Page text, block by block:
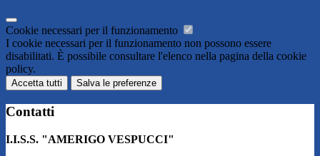
Cookie necessari per il funzionamento
I cookie necessari per il funzionamento non possono essere
disabilitati. È possibile consultare l'elenco nella pagina della cookie
policy.
Accetta tutti Salva le preferenze
Contatti
I.I.S.S. "AMERIGO VESPUCCI"